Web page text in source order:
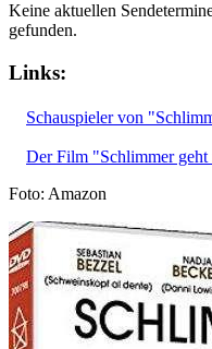
Keine aktuellen
gefunden.
Links:
Schauspieler von
Der Film "Schlimmer
Foto: Amazon